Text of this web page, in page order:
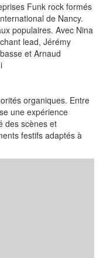
Funk rock formés
de Nancy.
populaires. Avec Nina
lead, Jérémy
et Arnaud
organiques. Entre
une expérience
des scènes et
festifs adaptés à